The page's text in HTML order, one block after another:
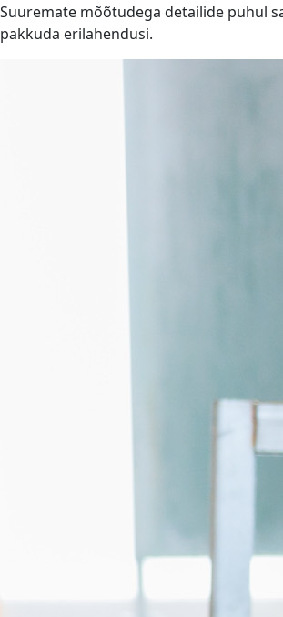
Suuremate mõõtudega detailide puhul
pakkuda erilahendusi.